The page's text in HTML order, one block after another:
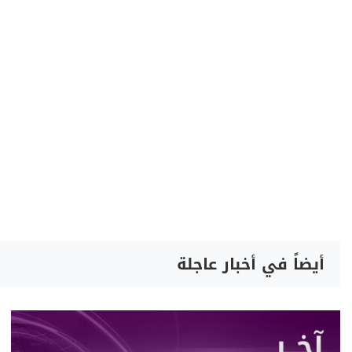
أيضاً في أخبار عاجلة